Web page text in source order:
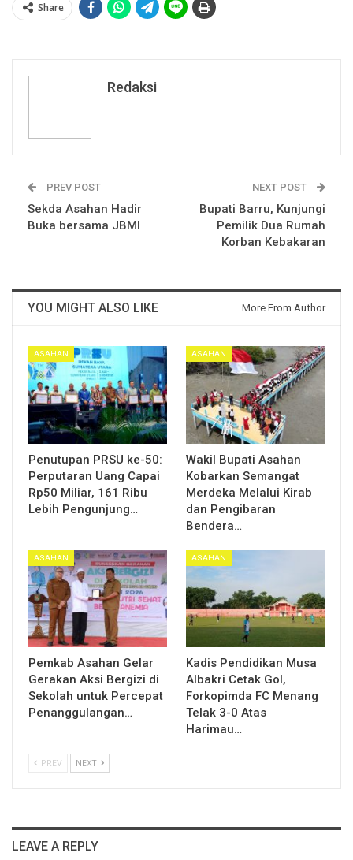
Share
Redaksi
PREV POST
Sekda Asahan Hadir
Buka bersama JBMI
NEXT POST
Bupati Barru, Kunjungi
Pemilik Dua Rumah
Korban Kebakaran
YOU MIGHT ALSO LIKE More From Author
ASAHAN
Penutupan PRSU ke-50:
Perputaran Uang Capai
Rp50 Miliar, 161 Ribu
Lebih Pengunjung…
ASAHAN
Wakil Bupati Asahan
Kobarkan Semangat
Merdeka Melalui Kirab
dan Pengibaran
Bendera…
ASAHAN
Pemkab Asahan Gelar
Gerakan Aksi Bergizi di
Sekolah untuk Percepat
Penanggulangan…
ASAHAN
Kadis Pendidikan Musa
Albakri Cetak Gol,
Forkopimda FC Menang
Telak 3-0 Atas
Harimau…
PREV NEXT
LEAVE A REPLY